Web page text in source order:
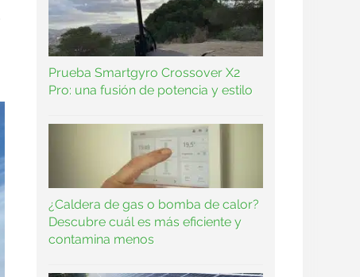
Prueba Smartgyro Crossover X2
Pro: una fusión de potencia y estilo
¿Caldera de gas o bomba de calor?
Descubre cuál es más eficiente y
contamina menos